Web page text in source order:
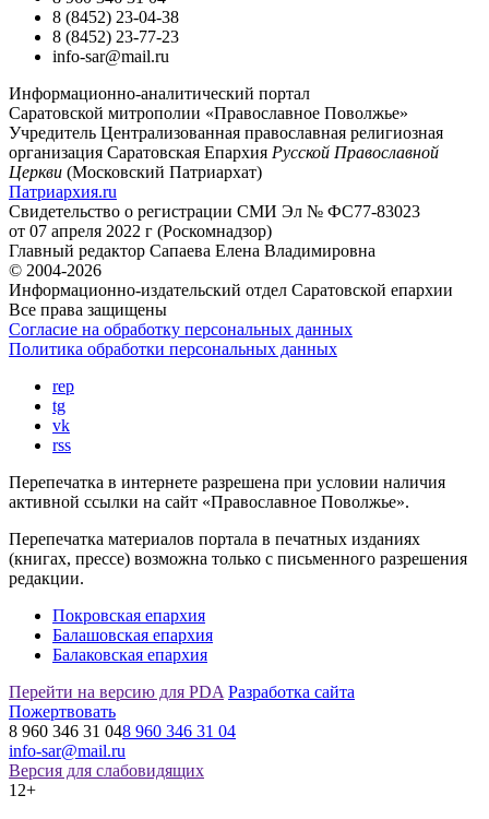
8 (8452) 23-04-38
8 (8452) 23-77-23
info-sar@mail.ru
Информационно-аналитический портал
Саратовской митрополии «Православное Поволжье»
Учредитель Централизованная православная религиозная
организация Саратовская Епархия Русской Православной
Церкви (Московский Патриархат)
Патриархия.ru
Свидетельство о регистрации СМИ Эл № ФС77-83023
от 07 апреля 2022 г (Роскомнадзор)
Главный редактор Сапаева Елена Владимировна
© 2004-2026
Информационно-издательский отдел Саратовской епархии
Все права защищены
Согласие на обработку персональных данных
Политика обработки персональных данных
rep
tg
vk
rss
Перепечатка в интернете разрешена при условии наличия
активной ссылки на сайт «Православное Поволжье».
Перепечатка материалов портала в печатных изданиях
(книгах, прессе) возможна только с письменного разрешения
редакции.
Покровская епархия
Балашовская епархия
Балаковская епархия
Перейти на версию для PDA Разработка сайта
Пожертвовать
8 960 346 31 048 960 346 31 04
info-sar@mail.ru
Версия для слабовидящих
12+